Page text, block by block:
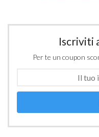
Iscriviti
Per te un coupon